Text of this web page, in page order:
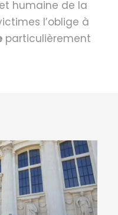
humaine de la
l’oblige à
particulièrement